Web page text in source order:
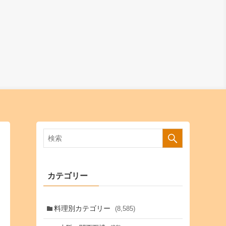
カテゴリー
料理別カテゴリー (8,585)